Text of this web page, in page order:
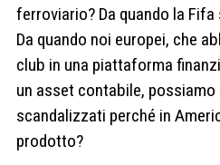
ferroviario? Da quando la
Da quando noi europei, che
club in una piattaforma
un asset contabile,
scandalizzati perché in
prodotto?